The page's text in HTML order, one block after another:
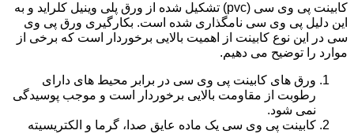
کابینت پی وی سی (pvc) تشکیل شده از ورق پلی وینیل کلراید و به
این دلیل پی وی سی نامگذاری شده است. بکارگیری ورق پی وی
سی در این نوع کابینت از اهمیت بالایی برخوردار است که برخی از
موارد را توضیح می دهیم.
ورق های کابینت پی وی سی در برابر محیط های دارای
رطوبت از مقاومت بالایی برخوردار است و موجب پوسیدگی
نمی شود.
کابینت پی وی سی یک ماده عایق صدا، گرما و الکتریسیته